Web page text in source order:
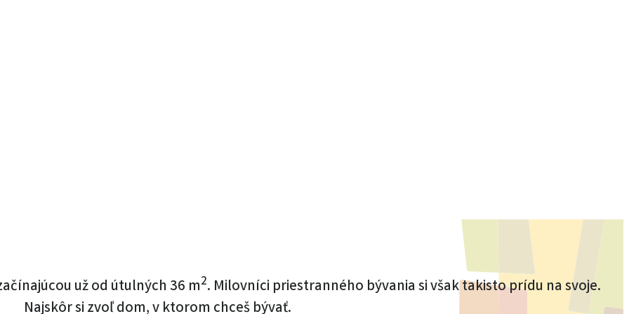
už od útulných 36 m2. Milovníci priestranného bývania si však takisto prídu na svoje.
Najskôr si zvoľ dom, v ktorom chceš bývať.